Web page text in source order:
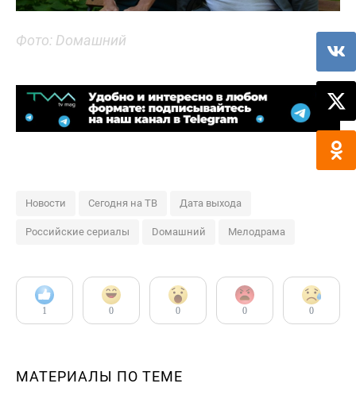
Фото: Dомашний
Новости Сегодня на ТВ Дата выхода
Российские сериалы Dомашний Мелодрама
1 0 0 0 0
МАТЕРИАЛЫ ПО ТЕМЕ